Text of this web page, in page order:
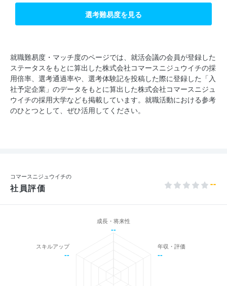
選考難易度を見る
就職難易度・マッチ度のページでは、就活会議の会員が登録した
ステータスをもとに算出した株式会社コマースニジュウイチの採
用倍率、選考通過率や、選考体験記を投稿した際に登録した「入
社予定企業」のデータをもとに算出した株式会社コマースニジュ
ウイチの採用大学なども掲載しています。就職活動における参考
のひとつとして、ぜひ活用してください。
コマースニジュウイチの
社員評価 --
成長・将来性
--
年収・評価
--
スキルアップ
--